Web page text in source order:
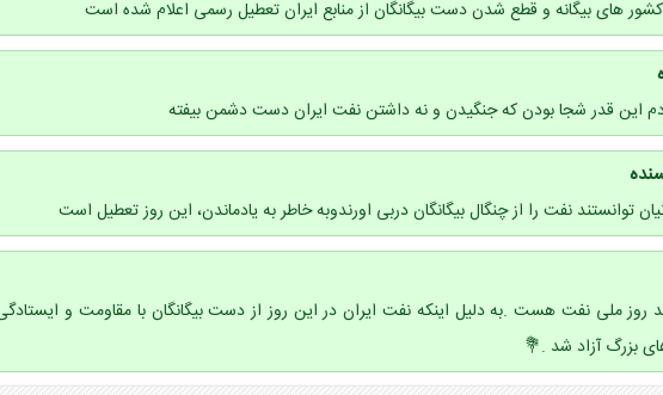
های بیگانه و قطع شدن دست بیگانگان از منابع ایران تعطیل رسمی اعلام شده است
این قدر شجا بودن که جنگیدن و نه داشتن نفت ایران دست دشمن بیفته
توانستند نفت را از چنگال بیگانگان دربی اورندوبه خاطر به یادماندن، این روز تعطیل است
روز ملی نفت هست .به دلیل اینکه نفت ایران در این روز از دست بیگانگان با مقاومت و
بزرگ آزاد شد .💐